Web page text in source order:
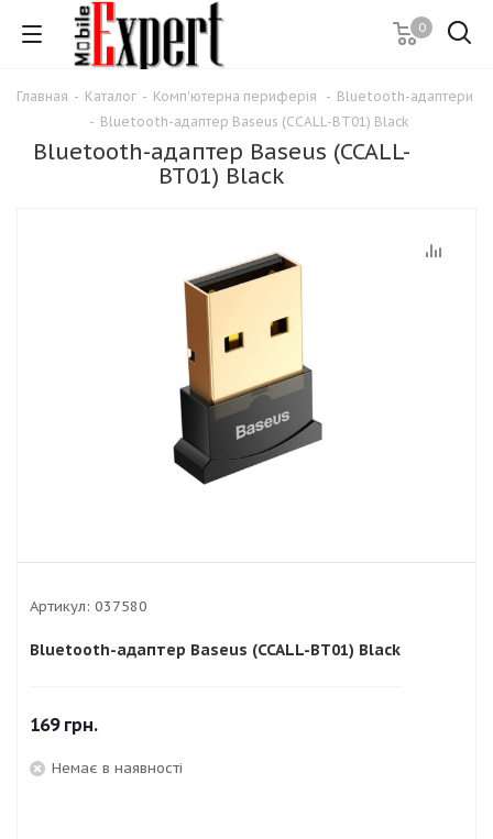
0
Главная - Каталог - Комп'ютерна периферія - Bluetooth-адаптери
- Bluetooth-адаптер Baseus (CCALL-BT01) Black
Bluetooth-адаптер Baseus (CCALL-
BT01) Black
Артикул: 037580
Bluetooth-адаптер Baseus (CCALL-BT01) Black
169грн.
Немає в наявності